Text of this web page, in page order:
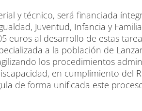
y técnico, será financiada
Juventud, Infancia y
euros al desarrollo de estas
a la población de
los procedimientos
en cumplimiento del
de forma unificada este